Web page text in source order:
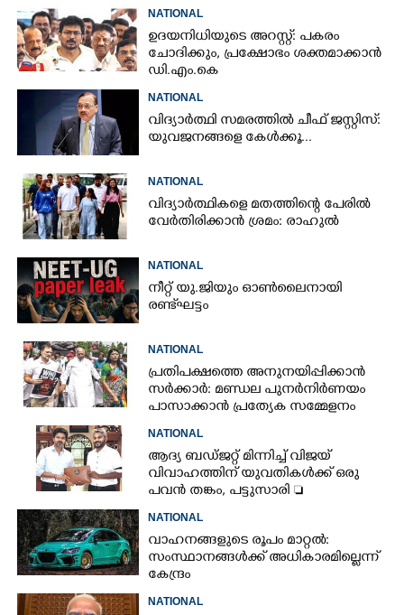
NATIONAL
ഉദയനിധിയുടെ അറസ്റ്റ്: പകരം
ചോദിക്കും,​ പ്രക്ഷോഭം ശക്തമാക്കാൻ
ഡി.എം.കെ
NATIONAL
വിദ്യാർത്ഥി സമരത്തിൽ ചീഫ് ജസ്റ്റിസ്:
യുവജനങ്ങളെ കേൾക്കൂ...
NATIONAL
വിദ്യാർത്ഥികളെ മതത്തിന്റെ പേരിൽ
വേർതിരിക്കാൻ ശ്രമം: രാഹുൽ
NATIONAL
നീറ്റ് യു.ജിയും ഓൺലൈനായി
രണ്ട് ഘട്ടം
NATIONAL
പ്രതിപക്ഷത്തെ അനുനയിപ്പിക്കാൻ
സർക്കാർ: മണ്ഡല പുനർനിർണയം
പാസാക്കാൻ പ്രത്യേക സമ്മേളനം
NATIONAL
ആദ്യ ബഡ്ജറ്റ് മിന്നിച്ച് വിജയ്
വിവാഹത്തിന് യുവതികൾക്ക് ഒരു
പവൻ തങ്കം, പട്ടുസാരി 
സ്വർണമോതിരം  വിദ്യാർത്ഥികൾക്ക്
സൈക്കിൾ
NATIONAL
വാഹനങ്ങളുടെ രൂപം മാറ്റൽ:
സംസ്ഥാനങ്ങൾക്ക് അധികാരമില്ലെന്ന്
കേന്ദ്രം
NATIONAL